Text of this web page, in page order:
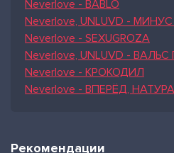
Neverlove - BABLO
Neverlove, UNLUVD -
Neverlove - SEXUGROZA
Neverlove, UNLUVD -
Neverlove - КРОКОДИЛ
Neverlove - ВПЕРЁД,
Рекомендации